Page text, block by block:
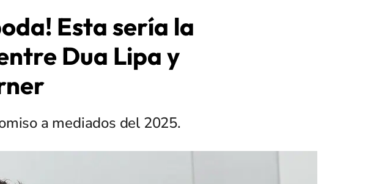
Esta sería la
Dua Lipa y
a mediados del 2025.